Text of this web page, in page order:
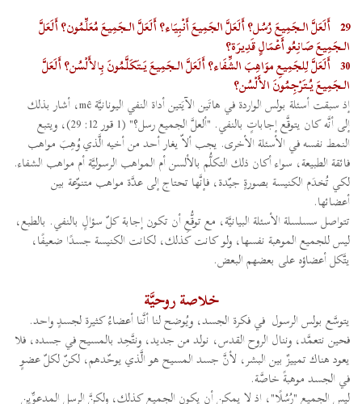
29 أَلَعَلَّ الـجَمِيعَ رُسُل؟ أَلَعَلَّ الجَمِيعَ أَنْبِيَاء؟ أَلَعَلَّ الـجَمِيعَ مُعَلِّمُون؟ أَلَعَلَّ
الـجَمِيعَ صَانِعُو أَعْمَالٍ قَدِيرَة؟
30 أَلَعَلَّ لِلجَمِيعِ موَاهِبَ الشِّفَاء؟ أَلَعَلَّ الـجَمِيعَ يَتَكَلَّمُونَ بِالأَلْسُن؟ أَلَعَلَّ
الـجَمِيعَ يُتَرْجِمُونَ الأَلْسُن؟
إذ سبقت أسئلة بولس الواردة في هاتَين الآيَتين أداة النفي اليونانيَّة mê، أشار بذلك
إلى أنَّه كان يتوقَّع إجاباتٍ بالنفي. "ألعلَّ الجميع رسل؟" (1 قور 12: 29)، ويتبع
النمط نفسه في الأسئلة الأخرى. يجب ألاّ يغار أحد من أخيه الَّذي وُهِبَ مواهب
فائقة الطبيعة، سواء أكان ذلك التكلُّم بالألسن أم المواهب الرسوليَّة أم مواهب الشفاء.
لكي تُخدَم الكنيسة بصورةٍ جيّدة، فإنَّها تحتاج إلى عدَّة مواهب متنوّعة بين
أعضائها.
تتواصل سسلسلة الأسئلة البيانيَّة، مع توقُّعِ أن تكون إجابة كلّ سؤالٍ بالنفي. بالطبع،
ليس للجميع الموهبة نفسها، ولو كانت كذلك، لكانت الكنيسة جسدًا ضعيفًا،
يتَّكل أعضاؤه على بعضهم البعض.
خلاصة روحيَّة
يتوسَّع بولس الرسول في فكرة الجسد، ويُوضح لنا أنَّنا أعضاءُ كثيرة لجسدٍ واحد.
فحين نتعمَّد، وننال الروح القدس، نولد من جديد، ونتَّحِد بالمسيح في جسده، فلا
يعود هناك تمييزٌ بين البشر، لأنَّ جسد المسيح هو الَّذي يوحّدهم، لكنّ لكلّ عضوٍ
في الجسد موهبةً خاصَّة.
ليس الجميع "رُسُلًا"، إذ لا يمكن أن يكون الجميع كذلك، ولكنَّ الرسل المدعوِّين